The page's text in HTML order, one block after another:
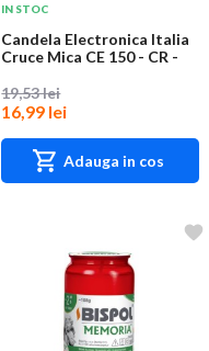
IN STOC
Candela Electronica Italia
Cruce Mica CE 150 - CR -
19,53 lei
16,99 lei
Adauga in cos